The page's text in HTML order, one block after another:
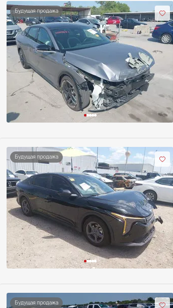
Будущая продажа
Будущая продажа
Будущая продажа